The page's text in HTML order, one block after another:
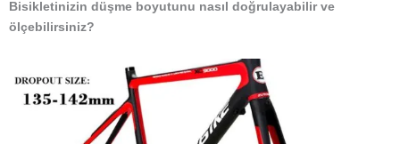
Bisikletinizin düşme boyutunu nasıl doğrulayabilir ve
ölçebilirsiniz?